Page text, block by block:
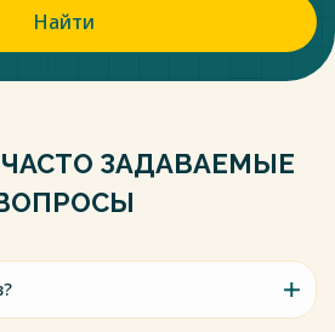
Найти
ЗАДАВАЕМЫЕ